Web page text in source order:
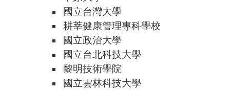
國立台灣大學
耕莘健康管理專科學校
國立政治大學
國立台北科技大學
黎明技術學院
國立雲林科技大學